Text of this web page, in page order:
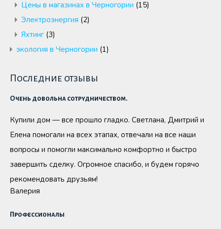
Цены в магазинах в Черногории (15)
Электроэнергия (2)
Яхтинг (3)
экология в Черногории (1)
Последние отзывы
Очень довольна сотрудничеством.
Купили дом — все прошло гладко. Светлана, Дмитрий и
Елена помогали на всех этапах, отвечали на все наши
вопросы и помогли максимально комфортно и быстро
завершить сделку. Огромное спасибо, и будем горячо
рекомендовать друзьям!
Валерия
Профессионалы